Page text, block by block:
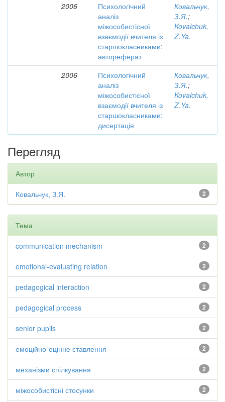
2006
Психологічний
аналіз
міжособистісної
взаємодії вчителя із
старшокласниками:
автореферат
Ковальчук,
З.Я.;
Kovalchuk,
Z.Ya.
2006
Психологічний
аналіз
міжособистісної
взаємодії вчителя із
старшокласниками:
дисертація
Ковальчук,
З.Я.;
Kovalchuk,
Z.Ya.
Перегляд
Автор
2
Ковальчук, З.Я.
Тема
2
communication mechanism
2
emotional-evaluating relation
2
pedagogical interaction
2
pedagogical process
2
senior pupils
2
емоційно-оцінне ставлення
2
механізми спілкування
2
міжособистісні стосунки